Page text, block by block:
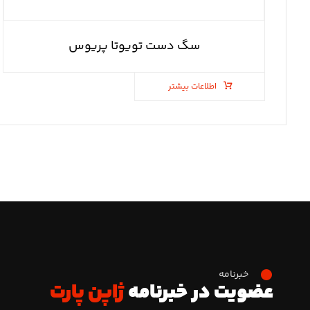
سگ دست تویوتا پریوس
اطلاعات بیشتر
خبرنامه
عضویت در خبرنامهژاپن پارت